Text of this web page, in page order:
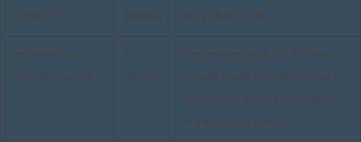
COOKIE DURÉE DESCRIPTION
cookielawinfo-
checkbox-analytics
11
months
This cookie is set by GDPR Cookie
Consent plugin. The cookie is used to
store the user consent for the cookies
in the category "Analytics".